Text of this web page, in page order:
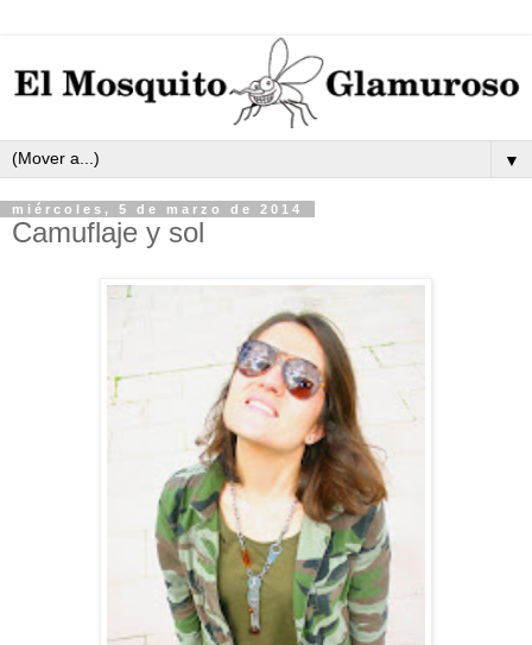
▼
miércoles, 5 de marzo de 2014
Camuflaje y sol